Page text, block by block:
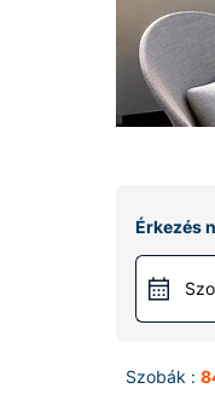
Érkezés
Szobák :